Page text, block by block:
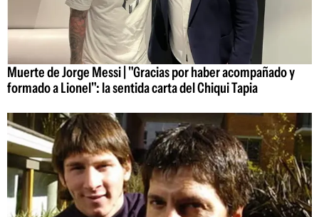
Muerte de Jorge Messi | "Gracias por haber acompañado y
formado a Lionel": la sentida carta del Chiqui Tapia